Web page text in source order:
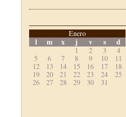
Enero
l m x j v s d
1 2 3
4
5
6 7 8 9 10
11
12
13 14 15 16 17
18
19
20 21 22 23 24
25
26
27 28 29 30 31